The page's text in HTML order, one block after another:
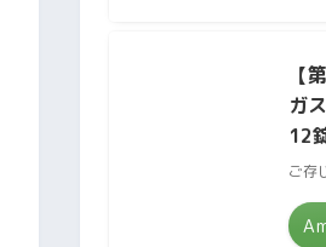
【
ガ
12
ご存